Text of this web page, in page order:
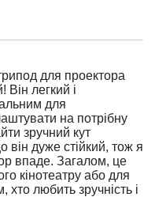
для проектора
легкий і
для
на потрібну
зручний кут
він дуже стійкий, тож я
впаде. Загалом, це
кінотеатру або для
любить зручність і